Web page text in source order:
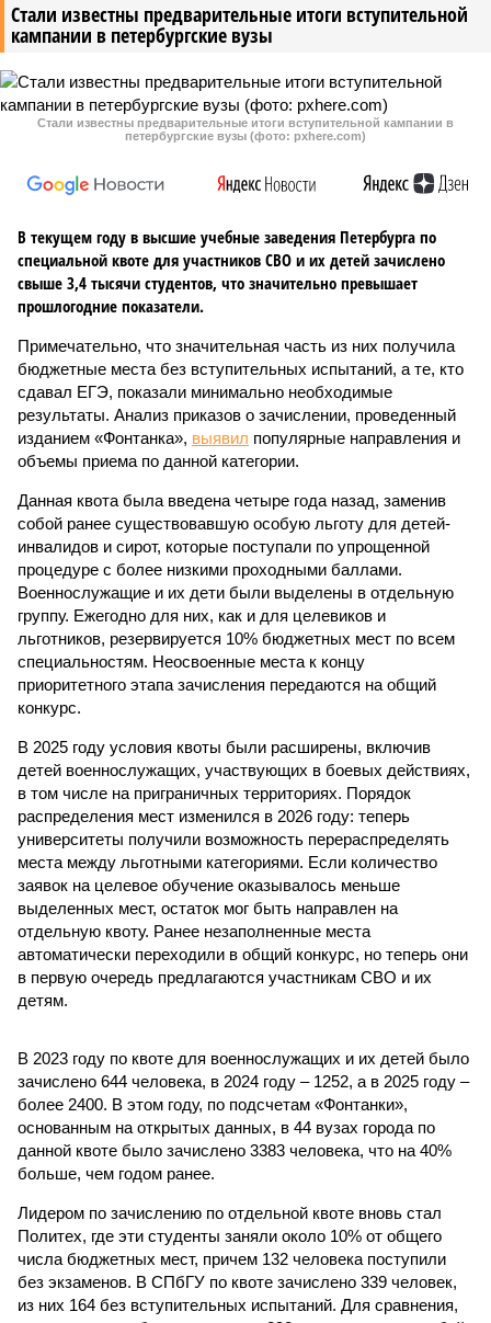
Стали известны предварительные итоги вступительной
кампании в петербургские вузы
Стали известны предварительные итоги вступительной кампании в
петербургские вузы (фото: pxhere.com)
В текущем году в высшие учебные заведения Петербурга по
специальной квоте для участников СВО и их детей зачислено
свыше 3,4 тысячи студентов, что значительно превышает
прошлогодние показатели.
Примечательно, что значительная часть из них получила
бюджетные места без вступительных испытаний, а те, кто
сдавал ЕГЭ, показали минимально необходимые
результаты. Анализ приказов о зачислении, проведенный
изданием «Фонтанка», выявил популярные направления и
объемы приема по данной категории.
Данная квота была введена четыре года назад, заменив
собой ранее существовавшую особую льготу для детей-
инвалидов и сирот, которые поступали по упрощенной
процедуре с более низкими проходными баллами.
Военнослужащие и их дети были выделены в отдельную
группу. Ежегодно для них, как и для целевиков и
льготников, резервируется 10% бюджетных мест по всем
специальностям. Неосвоенные места к концу
приоритетного этапа зачисления передаются на общий
конкурс.
В 2025 году условия квоты были расширены, включив
детей военнослужащих, участвующих в боевых действиях,
в том числе на приграничных территориях. Порядок
распределения мест изменился в 2026 году: теперь
университеты получили возможность перераспределять
места между льготными категориями. Если количество
заявок на целевое обучение оказывалось меньше
выделенных мест, остаток мог быть направлен на
отдельную квоту. Ранее незаполненные места
автоматически переходили в общий конкурс, но теперь они
в первую очередь предлагаются участникам СВО и их
детям.
В 2023 году по квоте для военнослужащих и их детей было
зачислено 644 человека, в 2024 году – 1252, а в 2025 году –
более 2400. В этом году, по подсчетам «Фонтанки»,
основанным на открытых данных, в 44 вузах города по
данной квоте было зачислено 3383 человека, что на 40%
больше, чем годом ранее.
Лидером по зачислению по отдельной квоте вновь стал
Политех, где эти студенты заняли около 10% от общего
числа бюджетных мест, причем 132 человека поступили
без экзаменов. В СПбГУ по квоте зачислено 339 человек,
из них 164 без вступительных испытаний. Для сравнения,